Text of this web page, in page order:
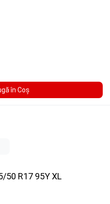
în Coş
50 R17 95Y XL